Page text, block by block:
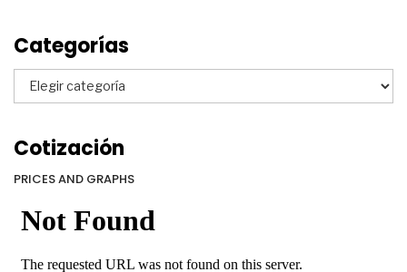
Categorías
Categorías
Cotización
PRICES AND GRAPHS